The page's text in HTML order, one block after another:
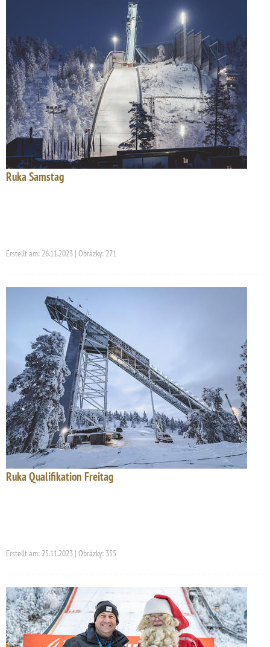
Ruka Samstag
Erstellt am: 26.11.2023 | Obrázky: 271
Ruka Qualifikation Freitag
Erstellt am: 25.11.2023 | Obrázky: 355